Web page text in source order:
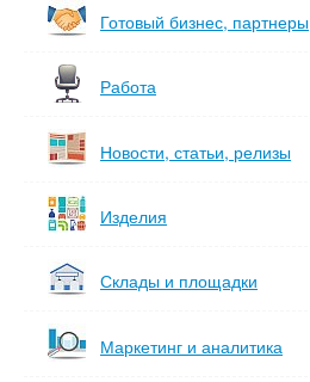
Еще
Готовый бизнес, партнеры
Работа
Новости, статьи, релизы
Изделия
Склады и площадки
Маркетинг и аналитика